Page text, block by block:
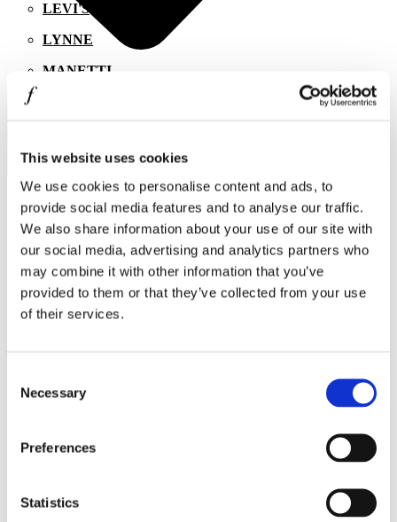
This website uses cookies
We use cookies to personalise content and ads, to
provide social media features and to analyse our traffic.
We also share information about your use of our site with
our social media, advertising and analytics partners who
may combine it with other information that you’ve
provided to them or that they’ve collected from your use
of their services.
Selection
Necessary
Preferences
Statistics
LEVI'S
LYNNE
MANETTI
MR GADGET
NAUTICA
NAVY & GREEN
NIKE
OJO
OXETTE
PINKO
PRIME TIMERS
Συμφωνώ με την
Ωράριο λειτουργίας
Δευτέρα - Παρασκευή 10:00 - 21:00
Σάββατο 10:00 - 20:00
Κυριακή Κλειστά
Δ. Κώττα Ρούλια 10
Θεσσαλονίκη